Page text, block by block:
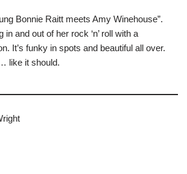
Bonnie Raitt meets Amy Winehouse”.
in and out of her rock ‘n’ roll with a
It’s funky in spots and beautiful all over.
like it should.